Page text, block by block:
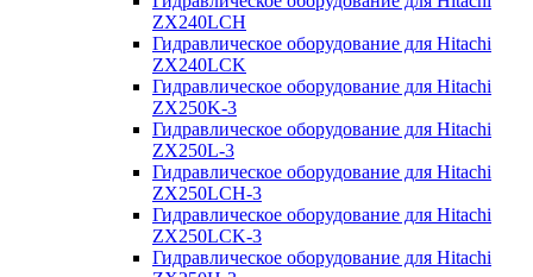
ZX240LCH
Гидравлическое оборудование для Hitachi
ZX240LCK
Гидравлическое оборудование для Hitachi
ZX250K-3
Гидравлическое оборудование для Hitachi
ZX250L-3
Гидравлическое оборудование для Hitachi
ZX250LCH-3
Гидравлическое оборудование для Hitachi
ZX250LCK-3
Гидравлическое оборудование для Hitachi